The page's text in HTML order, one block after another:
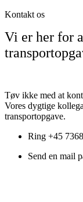
Kontakt os
Vi er her for
Tøv ikke med at
Vores dygtige
transportopgave.
Ring +45
Send en mail